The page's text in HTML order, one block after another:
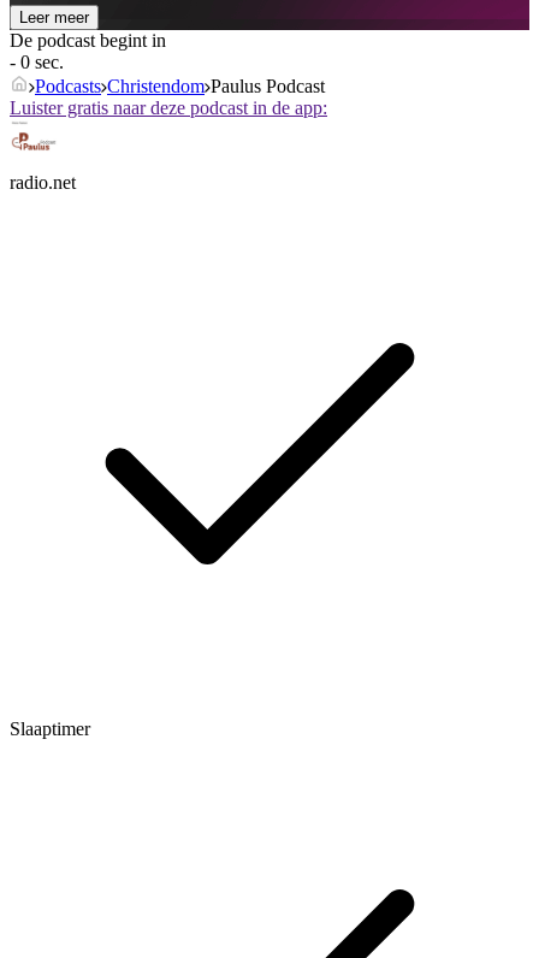
Leer meer
De podcast begint in
- 0 sec.
Podcasts Christendom Paulus Podcast
Luister gratis naar deze podcast in de app:
radio.net
Slaaptimer